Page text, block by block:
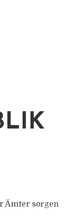
Ämter sorgen